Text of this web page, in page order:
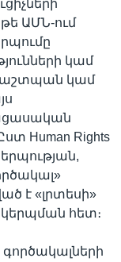
ԱՄՆ-ում
կամ
կամ
Human Rights
է «լրտեսի»
հետ։
գործակալների